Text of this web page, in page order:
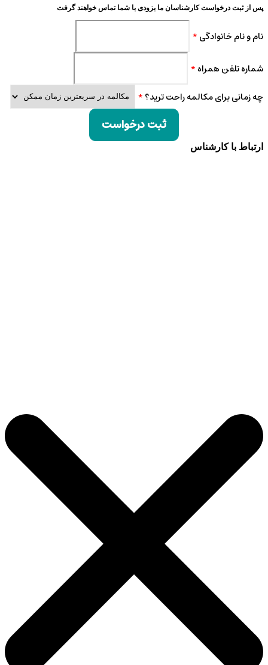
پس از ثبت درخواست کارشناسان ما بزودی با شما تماس خواهند گرفت
نام و نام خانوادگی *
شماره تلفن همراه *
چه زمانی برای مکالمه راحت ترید؟ *
ثبت درخواست
ارتباط با کارشناس